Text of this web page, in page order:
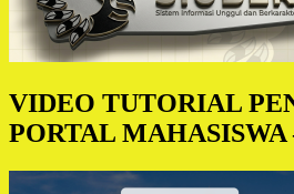
VIDEO TUTORIAL
PORTAL MAHASISWA